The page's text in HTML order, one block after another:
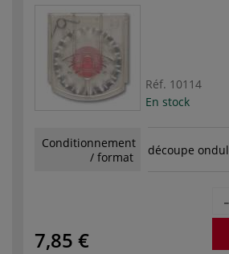
Réf. 10114
En stock
Conditionnement
/ format
découpe
7,85 €
-